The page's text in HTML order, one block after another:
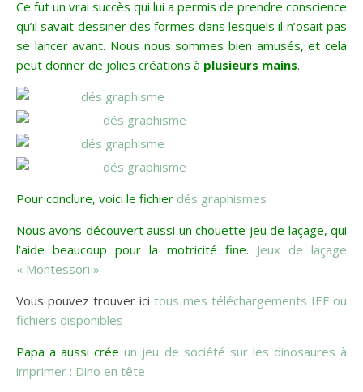
Ce fut un vrai succès qui lui a permis de prendre conscience
qu’il savait dessiner des formes dans lesquels il n’osait pas
se lancer avant. Nous nous sommes bien amusés, et cela
peut donner de jolies créations à plusieurs mains.
Pour conclure, voici le fichier dés graphismes
Nous avons découvert aussi un chouette jeu de laçage, qui
l’aide beaucoup pour la motricité fine. Jeux de laçage
« Montessori »
Vous pouvez trouver ici tous mes téléchargements IEF ou
fichiers disponibles
Papa a aussi créeun jeu de société sur les dinosaures à
imprimer : Dino en tête